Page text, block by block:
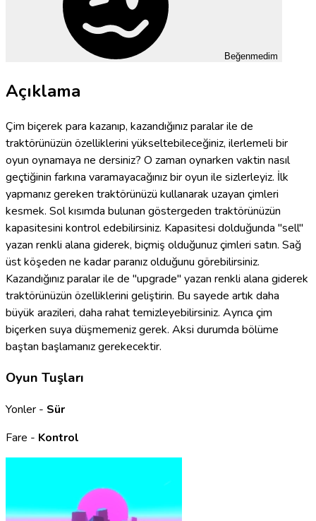
Beğenmedim
Açıklama
Çim biçerek para kazanıp, kazandığınız paralar ile de
traktörünüzün özelliklerini yükseltebileceğiniz, ilerlemeli bir
oyun oynamaya ne dersiniz? O zaman oynarken vaktin nasıl
geçtiğinin farkına varamayacağınız bir oyun ile sizlerleyiz. İlk
yapmanız gereken traktörünüzü kullanarak uzayan çimleri
kesmek. Sol kısımda bulunan göstergeden traktörünüzün
kapasitesini kontrol edebilirsiniz. Kapasitesi dolduğunda "sell"
yazan renkli alana giderek, biçmiş olduğunuz çimleri satın. Sağ
üst köşeden ne kadar paranız olduğunu görebilirsiniz.
Kazandığınız paralar ile de "upgrade" yazan renkli alana giderek
traktörünüzün özelliklerini geliştirin. Bu sayede artık daha
büyük arazileri, daha rahat temizleyebilirsiniz. Ayrıca çim
biçerken suya düşmemeniz gerek. Aksi durumda bölüme
baştan başlamanız gerekecektir.
Oyun Tuşları
Yonler - Sür
Fare - Kontrol